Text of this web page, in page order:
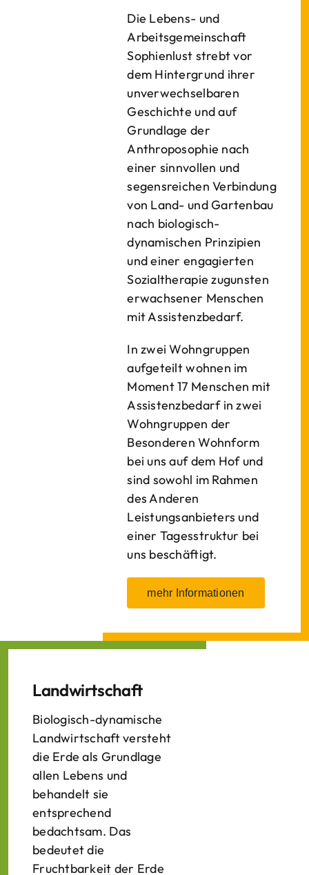
Die Lebens- und
Arbeitsgemeinschaft
Sophienlust strebt vor
dem Hintergrund ihrer
unverwechselbaren
Geschichte und auf
Grundlage der
Anthroposophie nach
einer sinnvollen und
segensreichen Verbindung
von Land- und Gartenbau
nach biologisch-
dynamischen Prinzipien
und einer engagierten
Sozialtherapie zugunsten
erwachsener Menschen
mit Assistenzbedarf.
In zwei Wohngruppen
aufgeteilt wohnen im
Moment 17 Menschen mit
Assistenzbedarf in zwei
Wohngruppen der
Besonderen Wohnform
bei uns auf dem Hof und
sind sowohl im Rahmen
des Anderen
Leistungsanbieters und
einer Tagesstruktur bei
uns beschäftigt.
mehr Informationen
Landwirtschaft
Biologisch-dynamische
Landwirtschaft versteht
die Erde als Grundlage
allen Lebens und
behandelt sie
entsprechend
bedachtsam. Das
bedeutet die
Fruchtbarkeit der Erde